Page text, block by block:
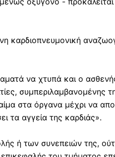
καρδιοπνευμονική
να χτυπά και ο
συμπεριλαμβανομένης
στα όργανα μέχρι να
τα αγγεία της καρδιάς».
ή των συνεπειών της,